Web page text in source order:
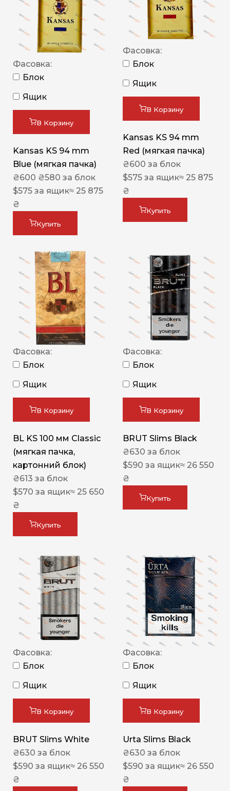
Фасовка:
Блок
Ящик
В Корзину
Kansas KS 94 mm
Blue (мягкая пачка)
₴600 ₴580 за блок
$575 за ящик≈ 25 875
₴
Купить
Фасовка:
Блок
Ящик
В Корзину
Kansas KS 94 mm
Red (мягкая пачка)
₴600 за блок
$575 за ящик≈ 25 875
₴
Купить
Фасовка:
Блок
Ящик
В Корзину
BL KS 100 мм Classic
(мягкая пачка,
картонний блок)
₴613 за блок
$570 за ящик≈ 25 650
₴
Купить
Фасовка:
Блок
Ящик
В Корзину
BRUT Slims Black
₴630 за блок
$590 за ящик≈ 26 550
₴
Купить
Фасовка:
Блок
Ящик
В Корзину
BRUT Slims White
₴630 за блок
$590 за ящик≈ 26 550
₴
Фасовка:
Блок
Ящик
В Корзину
Urta Slims Black
₴630 за блок
$590 за ящик≈ 26 550
₴